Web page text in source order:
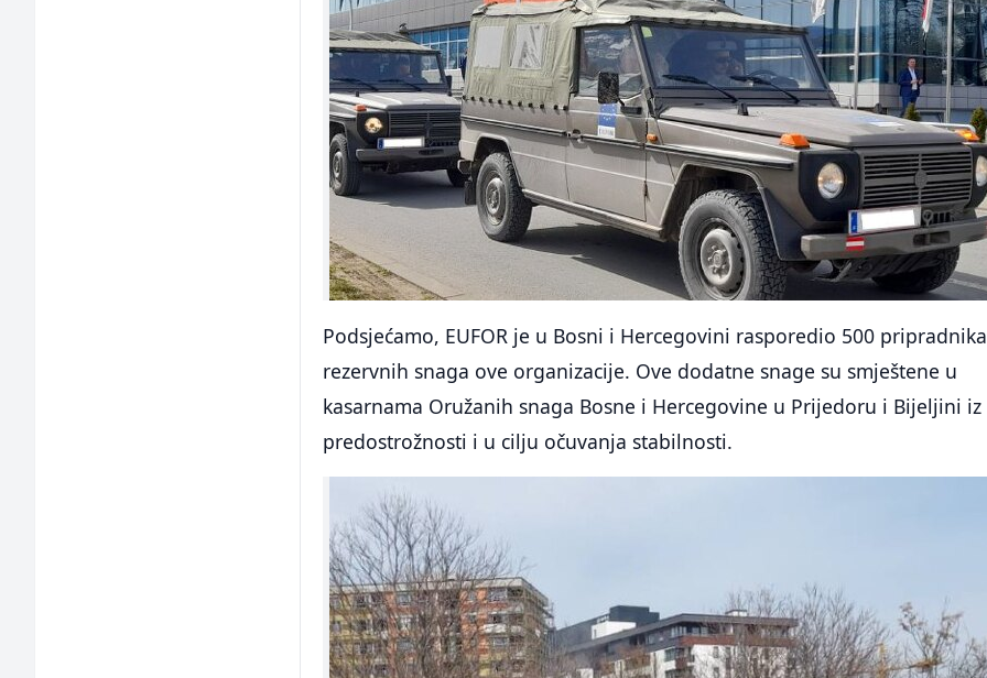
Podsjećamo, EUFOR je u Bosni i Hercegovini rasporedio 500 pripradnika
rezervnih snaga ove organizacije. Ove dodatne snage su smještene u
kasarnama Oružanih snaga Bosne i Hercegovine u Prijedoru i Bijeljini iz
predostrožnosti i u cilju očuvanja stabilnosti.